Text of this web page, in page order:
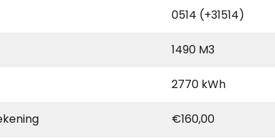
0514 (+31514)
1490 M3
2770 kWh
€160,00